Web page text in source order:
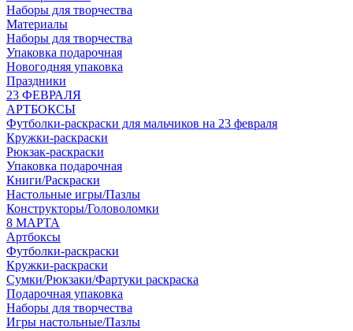
Наборы для творчества
Материалы
Наборы для творчества
Упаковка подарочная
Новогодняя упаковка
Праздники
23 ФЕВРАЛЯ
АРТБОКСЫ
Футболки-раскраски для мальчиков на 23 февраля
Кружки-раскраски
Рюкзак-раскраски
Упаковка подарочная
Книги/Раскраски
Настольные игры/Пазлы
Конструкторы/Головоломки
8 МАРТА
Артбоксы
Футболки-раскраски
Кружки-раскраски
Сумки/Рюкзаки/Фартуки раскраска
Подарочная упаковка
Наборы для творчества
Игры настольные/Пазлы